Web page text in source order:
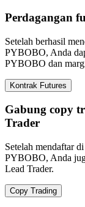
Perdagangan
Setelah berhasil
PYBOBO, Anda
PYBOBO dan
Kontrak Futures
Gabung copy
Trader
Setelah mendaftar
PYBOBO, Anda
Lead Trader.
Copy Trading